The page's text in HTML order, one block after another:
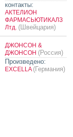
контакты:
АКТЕЛИОН
ФАРМАСЬЮТИКАЛЗ
Лтд. (Швейцария)
ДЖОНСОН &
ДЖОНСОН (Россия)
Произведено:
EXCELLA (Германия)